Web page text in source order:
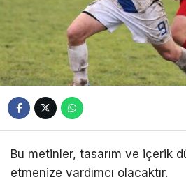
Bu metinler, tasarım ve içerik
etmenize yardımcı olacaktır.